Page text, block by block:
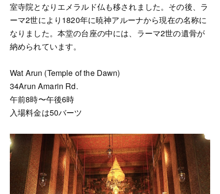
室寺院となりエメラルド仏も移されました。その後、ラ
ーマ2世により1820年に暁神アルーナから現在の名称に
なりました。本堂の台座の中には、ラーマ2世の遺骨が
納められています。
Wat Arun (Temple of the Dawn)
34Arun Amarin Rd.
午前8時〜午後6時
入場料金は50バーツ